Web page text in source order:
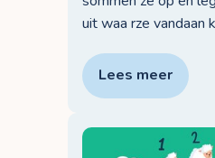
uit waa rze vandaan
Lees meer